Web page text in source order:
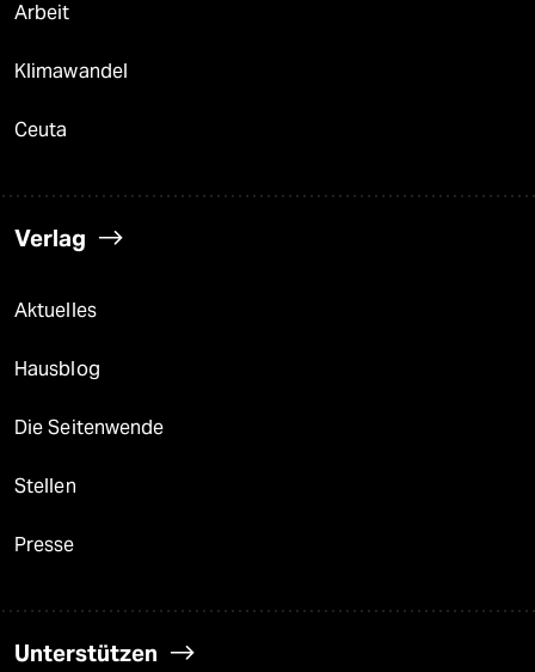
Arbeit
Klimawandel
Ceuta
Verlag
Aktuelles
Hausblog
Die Seitenwende
Stellen
Presse
Unterstützen